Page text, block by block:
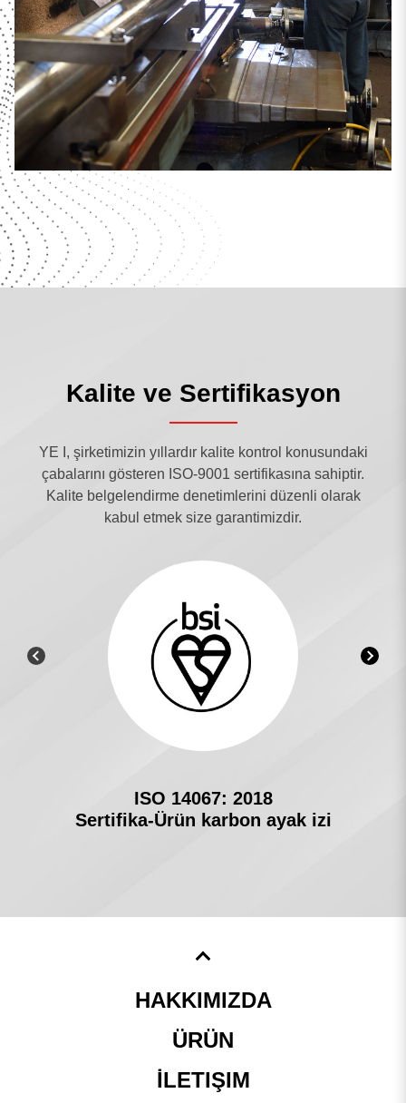
Kalite ve Sertifikasyon
YE I, şirketimizin yıllardır kalite kontrol konusundaki
çabalarını gösteren ISO-9001 sertifikasına sahiptir.
Kalite belgelendirme denetimlerini düzenli olarak
kabul etmek size garantimizdir.
ISO 14067: 2018
Sertifika-Ürün karbon ayak izi
HAKKIMIZDA
ÜRÜN
İLETIŞIM